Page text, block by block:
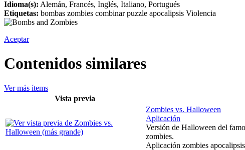
Idioma(s): Alemán, Francés, Inglés, Italiano, Portugués
Etiquetas: bombas zombies combinar puzzle apocalipsis Violencia
Aceptar
Contenidos similares
Ver más ítems
Vista previa
Zombies vs. Halloween
Aplicación
Versión de Halloween del
zombies.
Aplicación zombies